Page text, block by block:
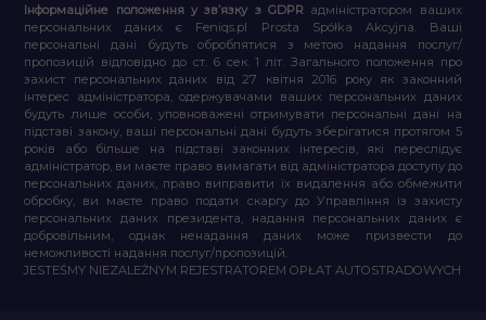
Інформаційне положення у зв’язку з GDPR адміністратором ваших
персональних даних є Feniqs.pl Prosta Spółka Akcyjna. Ваші
персональні дані будуть оброблятися з метою надання послуг/
пропозицій відповідно до ст. 6 сек. 1 літ. Загального положення про
захист персональних даних від 27 квітня 2016 року як законний
інтерес адміністратора, одержувачами ваших персональних даних
будуть лише особи, уповноважені отримувати персональні дані на
підставі закону, ваші персональні дані будуть зберігатися протягом 5
років або більше на підставі законних інтересів, які переслідує
адміністратор, ви маєте право вимагати від адміністратора доступу до
персональних даних, право виправити їх видалення або обмежити
обробку, ви маєте право подати скаргу до Управління із захисту
персональних даних президента, надання персональних даних є
добровільним, однак ненадання даних може призвести до
неможливості надання послуг/пропозицій.
JESTEŚMY NIEZALEŻNYM REJESTRATOREM OPŁAT AUTOSTRADOWYCH